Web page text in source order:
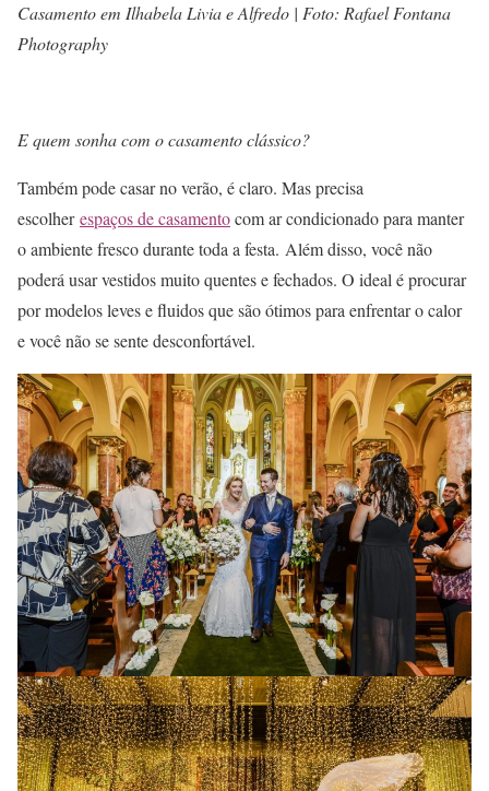
Casamento em Ilhabela Livia e Alfredo | Foto: Rafael Fontana
Photography
E quem sonha com o casamento clássico?
Também pode casar no verão, é claro. Mas precisa
escolherespaços de casamentocom ar condicionado para manter
o ambiente fresco durante toda a festa. Além disso, você não
poderá usar vestidos muito quentes e fechados. O ideal é procurar
por modelos leves e fluidos que são ótimos para enfrentar o calor
e você não se sente desconfortável.